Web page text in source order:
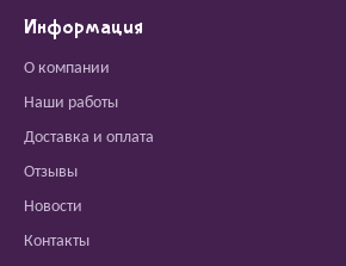
Информация
О компании
Наши работы
Доставка и оплата
Отзывы
Новости
Контакты